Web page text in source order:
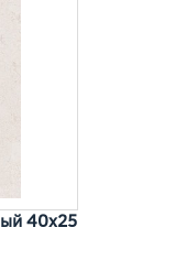
40x25